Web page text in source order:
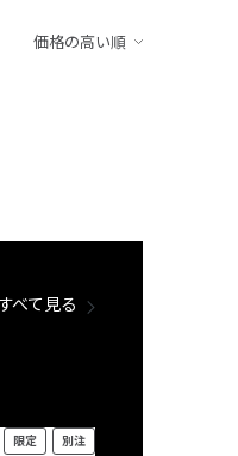
価格の高い順
べて見る
限定 別注